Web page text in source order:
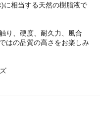
に相当する天然の樹脂液で
り、硬度、耐久力、風合
はの品質の高さをお楽しみ